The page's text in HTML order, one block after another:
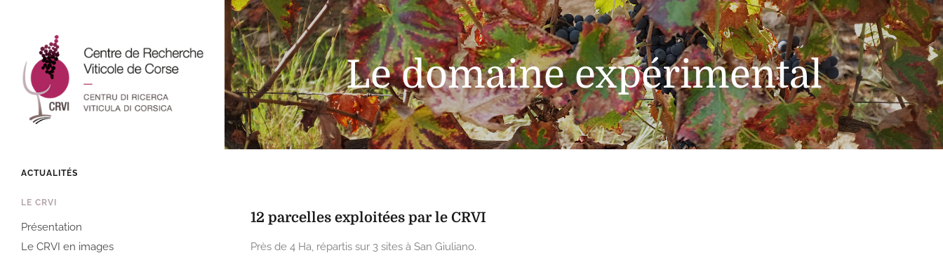
ACTUALITÉS
LE CRVI
Présentation
Le CRVI en images
Le domaine expérimental
12 parcelles exploitées par le CRVI
Près de 4 Ha, répartis sur 3 sites à San Giuliano.